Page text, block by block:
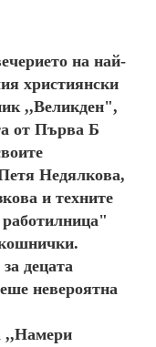
на най-
християнски
,,Великден",
от Първа Б
Недялкова,
и техните
децата
невероятна
,,Намери